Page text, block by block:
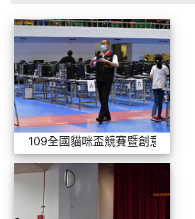
相簿列表 109
109全國貓咪盃競賽暨創意市集活